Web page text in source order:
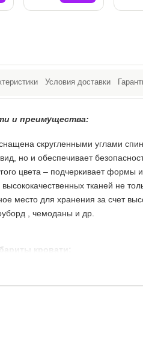
Условия доставки
и преимущества:
скругленными углами
но и обеспечивает
цвета – подчеркивает формы
тканей не
место для хранения за счет
, чемоданы и др.
кровати:
+ 28
+ 17